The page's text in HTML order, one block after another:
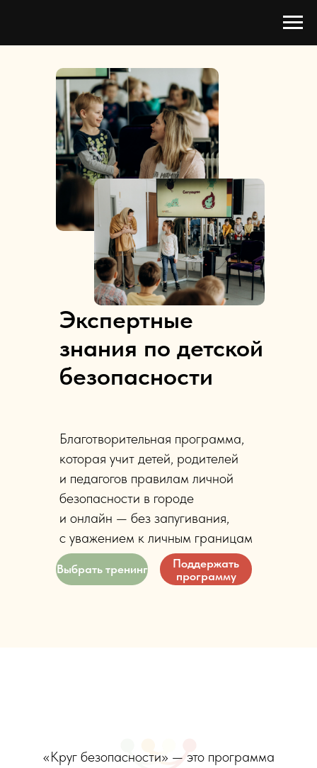
Экспертные
знания по детской
безопасности
Благотворительная программа,
которая учит детей, родителей
и педагогов правилам личной
безопасности в городе
и онлайн — без запугивания,
с уважением к личным границам
Выбрать тренинг
Поддержать
программу
«Круг безопасности» — это программа